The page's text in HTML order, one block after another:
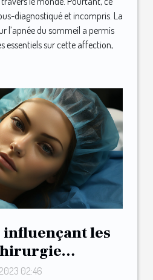
diagnostiqué et incompris. La
l’apnée du sommeil a permis
essentiels sur cette affection,
influençant les
Tunisie
02:46